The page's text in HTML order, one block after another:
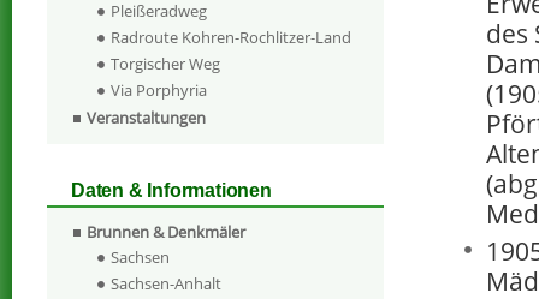
des
Pleißeradweg
Radroute Kohren-Rochlitzer-Land
Torgischer Weg
Via Porphyria
Veranstaltungen
Daten & Informationen
Brunnen & Denkmäler
Sachsen
Sachsen-Anhalt